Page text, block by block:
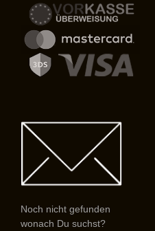
Noch nicht gefunden
wonach Du suchst?